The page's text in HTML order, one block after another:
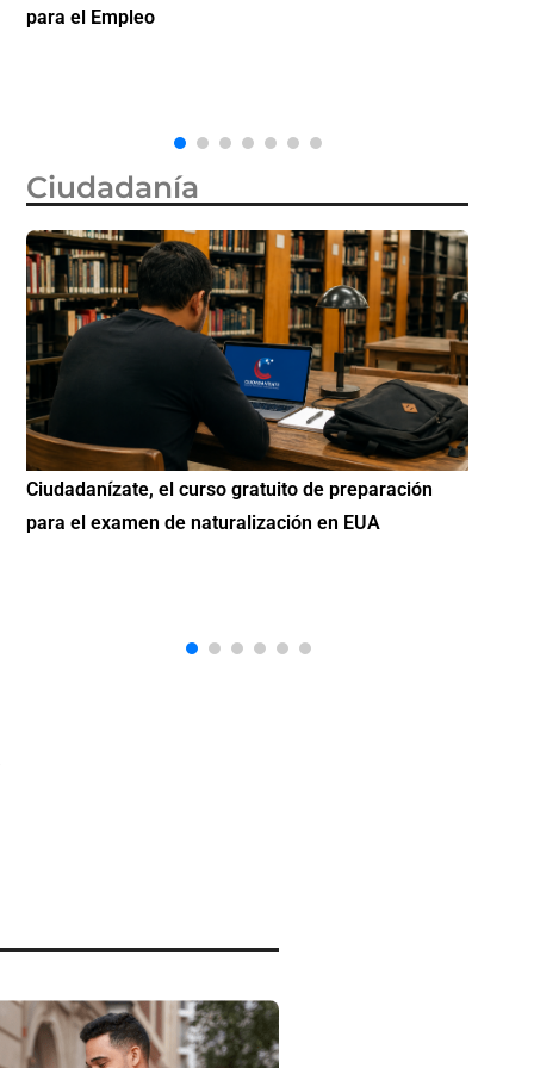
citas de visa de turista en México por 750 dólares
Ciudadanía
Si eres residente ingresa a Ciudadanízate, el curso
gratuito de preparación para el examen de